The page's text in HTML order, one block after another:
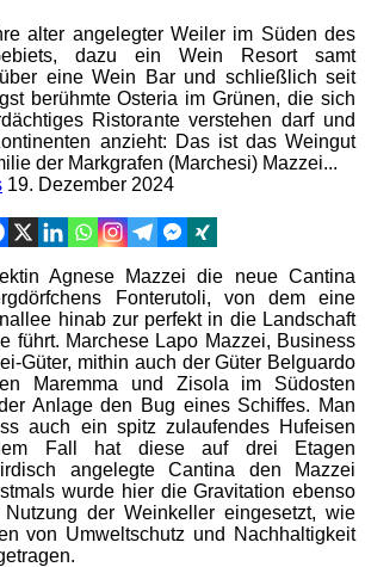
alter angelegter Weiler im Süden des
dazu ein Wein Resort samt
eine Wein Bar und schließlich seit
berühmte Osteria im Grünen, die sich
Ristorante verstehen darf und
anzieht: Das ist das Weingut
der Markgrafen (Marchesi) Mazzei...
19. Dezember 2024
Agnese Mazzei die neue Cantina
Fonterutoli, von dem eine
hinab zur perfekt in die Landschaft
führt. Marchese Lapo Mazzei, Business
Güter, mithin auch der Güter Belguardo
Maremma und Zisola im Südosten
Anlage den Bug eines Schiffes. Man
auch ein spitz zulaufendes Hufeisen
Fall hat diese auf drei Etagen
angelegte Cantina den Mazzei
wurde hier die Gravitation ebenso
der Weinkeller eingesetzt, wie
von Umweltschutz und Nachhaltigkeit